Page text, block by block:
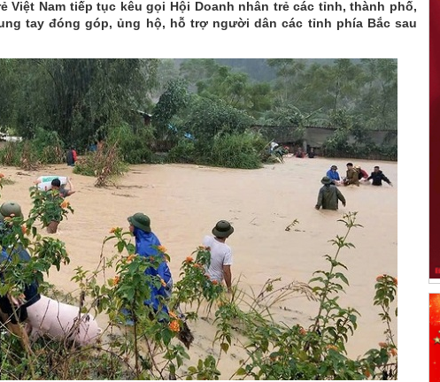
Việt Nam tiếp tục kêu gọi Hội Doanh nhân trẻ các tỉnh, thành phố,
tay đóng góp, ủng hộ, hỗ trợ người dân các tỉnh phía Bắc sau